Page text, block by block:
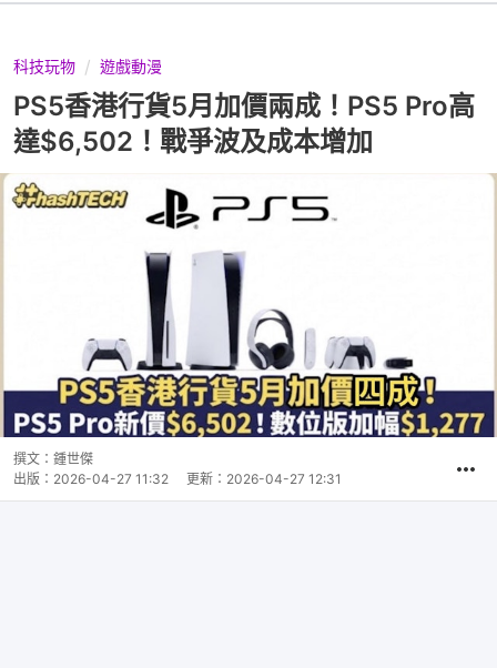
科技玩物 遊戲動漫
PS5香港行貨5月加價兩成！PS5 Pro高
達$6,502！戰爭波及成本增加
撰文： 鍾世傑
出版： 2026-04-27 11:32 更新： 2026-04-27 12:31